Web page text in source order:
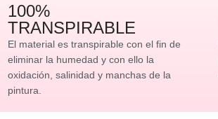
100%
TRANSPIRABLE
El material es transpirable con el fin de
eliminar la humedad y con ello la
oxidación, salinidad y manchas de la
pintura.